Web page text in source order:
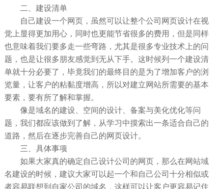
二、建设清单
自己建设一个网页，虽然可以让整个公司网页设计在视
觉上显得更加用心，同时也更能节省很多的费用，但是同样
也意味着我们要多走一些弯路，尤其是很多专业技术上的问
题，也是让很多朋友感觉到无从下手。这时候列一个建设清
单就十分必要了，毕竟我们的最终目的是为了增加客户的浏
览量，让客户的粘黏度增高，所以对建立网站所需要的基本
要素，要有所了解和掌握。
像是域名的建设、空间的设计、备案与美化优化等问
题，我们都应该做到了解，从学习中摸索出一条适合自己的
道路，然后在逐步完善自己的网页设计。
三、具体事项
如果大家真的确定自己设计公司的网页，那么在网站域
名建设的时候，建议大家可以起一个和自己公司十分相似或
者容易联想到自家公司的域名，这样可以让客户更容易记住